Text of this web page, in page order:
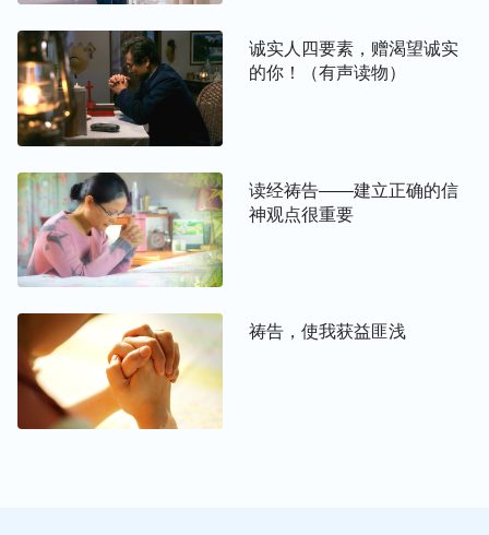
什么样的教会是有圣灵作工的教会？如何找到真
正有圣灵作工的教会？通过以下方式联系我们，
帮助你找到答案。
通过Messenger与我们联系
加入WhatsApp小组
当认识到自己的祷告有掺杂，不是神所喜悦的，我便
诚实人四要素，赠渴望诚实
的你！（有声读物）
读经祷告——建立正确的信
神观点很重要
祷告，使我获益匪浅